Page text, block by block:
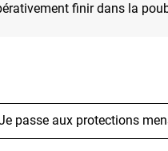
finir dans la
passe aux protections